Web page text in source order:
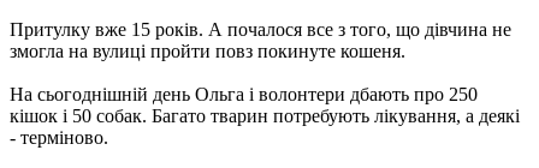
Притулку вже 15 років. А почалося все з того, що дівчина не
змогла на вулиці пройти повз покинуте кошеня.
На сьогоднішній день Ольга і волонтери дбають про 250
кішок і 50 собак. Багато тварин потребують лікування, а деякі
- терміново.